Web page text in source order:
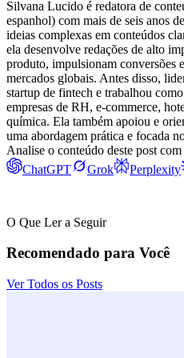
Silvana Lucido é redatora de
espanhol) com mais de seis anos
ideias complexas em conteúdos
ela desenvolve redações de alto
produto, impulsionam conversões
mercados globais. Antes disso,
startup de fintech e trabalhou
empresas de RH, e-commerce,
química. Ela também apoiou e
uma abordagem prática e focada
Analise o conteúdo deste post com
ChatGPT
Grok Perplexity
O Que Ler a Seguir
Recomendado para Você
Ver Todos os Posts